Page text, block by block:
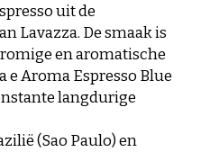
uit de
Lavazza. De smaak is
en aromatische
e Aroma Espresso Blue
langdurige
(Sao Paulo) en